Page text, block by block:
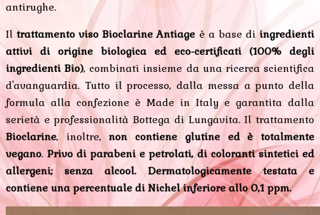
antirughe.
Il trattamento viso Bioclarine Antiage è a base diingredienti
attivi di origine biologica ed eco-certificati (100% degli
ingredienti Bio), combinati insieme da una ricerca scientifica
d'avanguardia. Tutto il processo, dalla messa a punto della
formula alla confezione è Made in Italy e garantita dalla
serietà e professionalità Bottega di Lungavita. Il trattamento
Bioclarine, inoltre, non contiene glutine ed è totalmente
vegano. Privo di parabeni e petrolati, di coloranti sintetici ed
allergeni; senza alcool. Dermatologicamente testata e
contiene una percentuale di Nichel inferiore allo 0,1 ppm.